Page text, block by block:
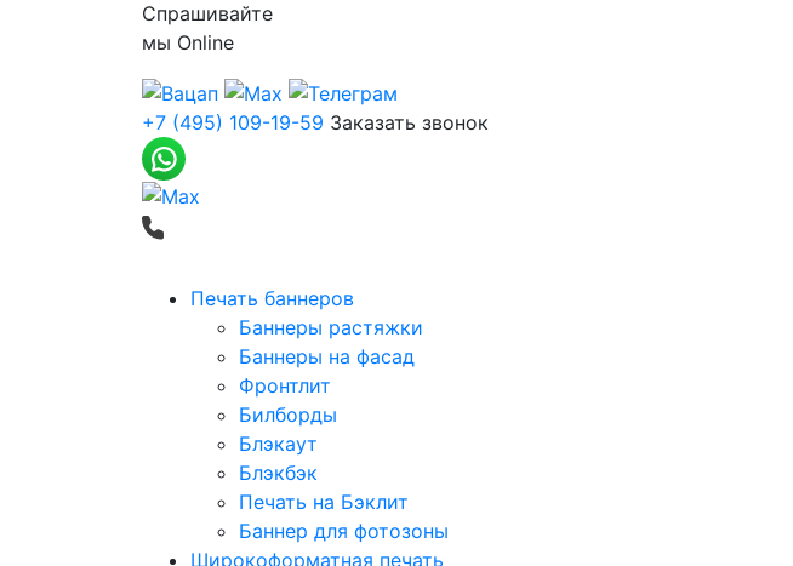
Спрашивайте
мы Online
+7 (495) 109-19-59 Заказать звонок
Печать баннеров
Баннеры растяжки
Баннеры на фасад
Фронтлит
Билборды
Блэкаут
Блэкбэк
Печать на Бэклит
Баннер для фотозоны
Широкоформатная печать